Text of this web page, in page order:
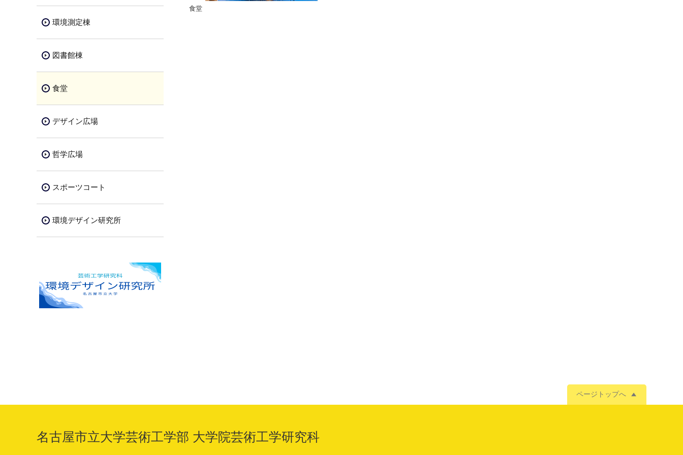
食堂
環境測定棟
図書館棟
食堂
デザイン広場
哲学広場
スポーツコート
環境デザイン研究所
ページトップへ
名古屋市立大学芸術工学部 大学院芸術工学研究科